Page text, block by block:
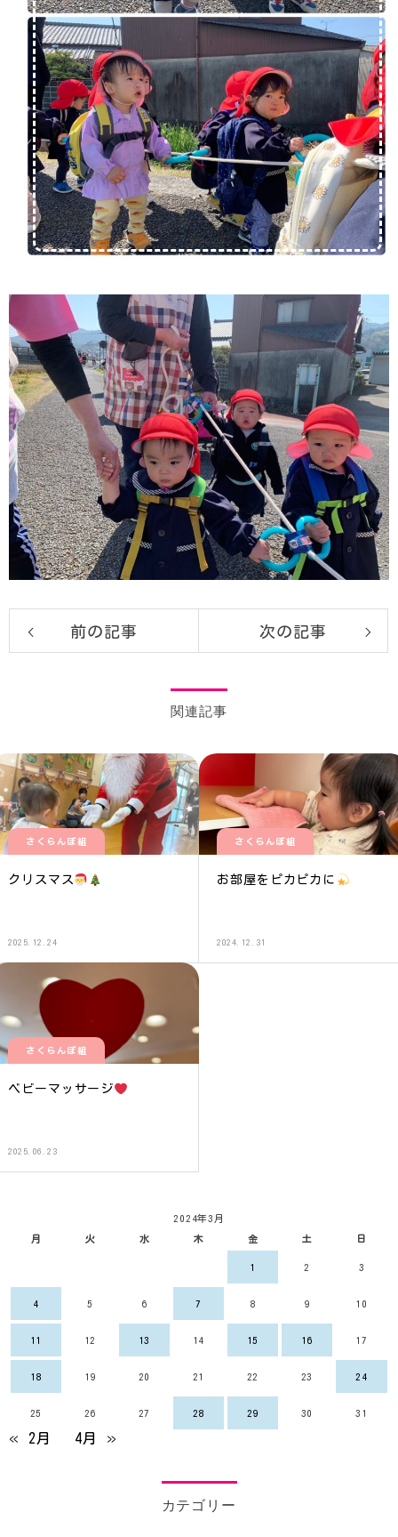
前の記事 次の記事
関連記事
さくらんぼ組
クリスマス
2025.12.24
さくらんぼ組
お部屋をピカピカに
2024.12.31
さくらんぼ組
ベビーマッサージ
2025.06.23
2024年3月
月 火 水 木 金 土 日
1 2 3
4 5 6 7 8 9 10
11 12 13 14 15 16 17
18 19 20 21 22 23 24
25 26 27 28 29 30 31
« 2月 4月 »
カテゴリー